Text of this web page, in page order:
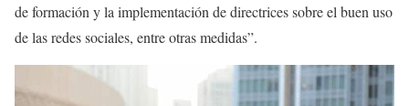
de formación y la implementación de directrices sobre el buen uso
de las redes sociales, entre otras medidas”.